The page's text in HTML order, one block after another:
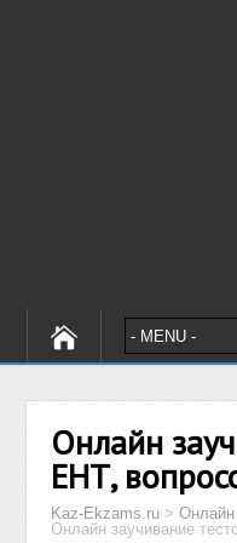
Онлайн
ЕНТ,
Kaz-Ekzams.ru >Онлайн
Онлайн заучивание